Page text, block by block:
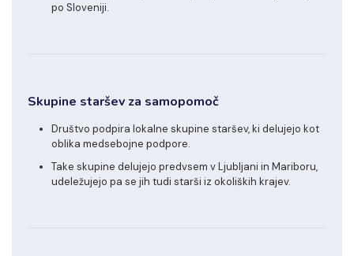
po Sloveniji.
Skupine staršev za samopomoč
Društvo podpira lokalne skupine staršev, ki delujejo kot
oblika medsebojne podpore.
Take skupine delujejo predvsem v Ljubljani in Mariboru,
udeležujejo pa se jih tudi starši iz okoliških krajev.